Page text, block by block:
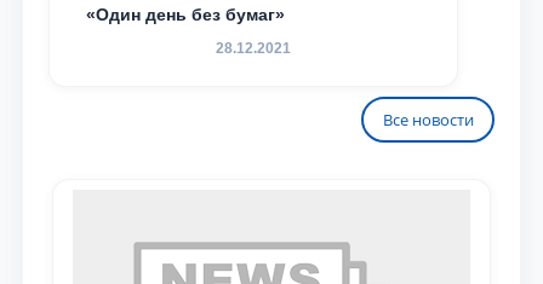
«Один день без бумаг»
28.12.2021
Все новости